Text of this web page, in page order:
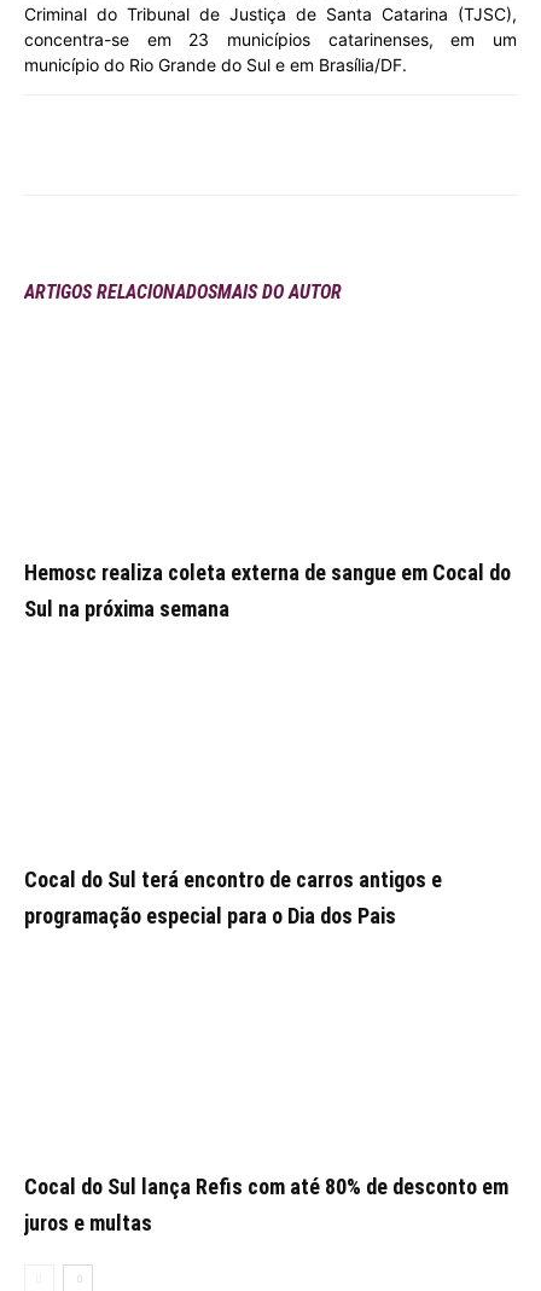
Criminal do Tribunal de Justiça de Santa Catarina (TJSC),
concentra-se em 23 municípios catarinenses, em um
município do Rio Grande do Sul e em Brasília/DF.
ARTIGOS RELACIONADOSMAIS DO AUTOR
Hemosc realiza coleta externa de sangue em Cocal do
Sul na próxima semana
Cocal do Sul terá encontro de carros antigos e
programação especial para o Dia dos Pais
Cocal do Sul lança Refis com até 80% de desconto em
juros e multas